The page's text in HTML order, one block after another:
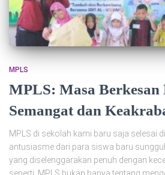
MPLS
MPLS: Masa Berkesan
Semangat dan
MPLS di sekolah kami baru saja selesai
antusiasme dari para siswa baru
yang diselenggarakan penuh dengan
seperti: MPLS bukan hanya tentang